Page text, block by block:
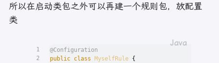
所以在启动类包之外可以再建一个规则包，放配置
类
1
2
@Configuration
public class MyselfRule {